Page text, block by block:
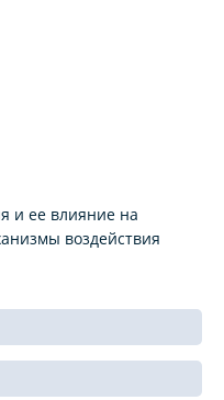
и ее влияние на
воздействия